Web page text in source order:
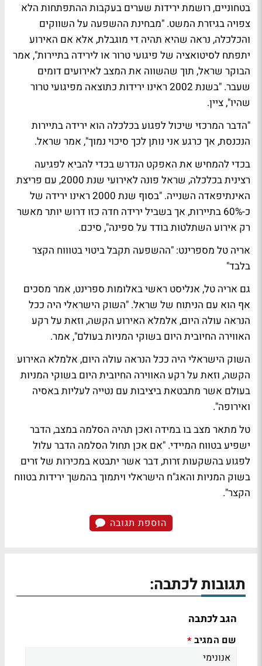
בטחוניים, רושמת ירידות שערים בעקבות ההתפתחות הלא
צפויה בגיזרת המשט. "מבחינת ההשפעה על השווקים
והכלכלה, נראה שהיא תהיה די מוגבלת, אלא אם האירוע
יתפתח לסיטואציה של פיגועי טרור או לירידה בתיירות", אמר
הבוקר שראל, תוך שהשווה את המצב לאירועים דומים
שעבר. "בשנת 2002 ראינו ירידות כתוצאה מפיגועי טרור
שהיו", ציין.
"הדבר המרכזי שיכול לפגוע בכלכלה הוא ירידה בתיירות
הנכנסת, אך כרגע אני נותן לכך סיכוי נמוך", אמר שראל.
בכדי להמחיש את האפקט הנדרש בכדי להביא לפגיעה
רצינית בכלכלה, שראל פונה לאירועי שנת 2000, עם פריצת
האינתיפאדה השנייה. "בסוף שנת 2000 ראינו ירידה של
כ-60% בתיירות, אך בשביל ירידה חדה כזו דרוש יותר מאשר
רק אירוע השתלטות בודד על ספינה", סיכם.
אריה טל מספרינט: "ההשפעה תקבל ביטוי בטוווח הקצר
בלבד"
גם אריה טל, אנליסט ראשי באלומות ספרינט, אמר מסכים
אף הוא עם הניתוח של שראל. "השוק הישראלי היה ככל
הנראה עולה היום, אלמלא האירוע הקשה, וזאת על רקע
האווירה החיובית היום בשוקי המניות בעולם", אמר.
השוק הישראלי היה ככל הנראה עולה היום, אלמלא האירוע
הקשה, וזאת על רקע האווירה החיובית היום בשוקי המניות
בעולם אשר מתבטאת ביציבות עם נטייה לעליות באסיה
ואירופה".
טל מתאר מצב בו במידה ואכן תהיה הסלמה במצב, הדבר
ישפיע בטווח המיידי. "אם אכן תחול הסלמה הדבר עלול
לפגוע בהשקעות זרות, דבר אשר יתבטא במכירות של זרים
בשוק המניות והאג"ח הישראלי ויתמוך בהמשך ירידות בטווח
הקצר".
הוספת תגובה
תגובות לכתבה:
הגב לכתבה
שם המגיב *